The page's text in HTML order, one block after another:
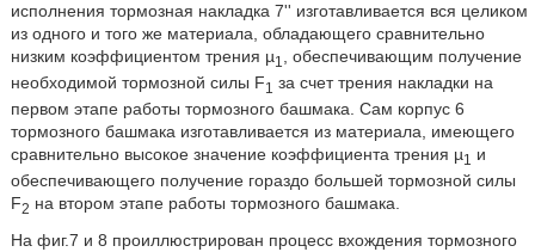
исполнения тормозная накладка 7'' изготавливается вся целиком
из одного и того же материала, обладающего сравнительно
низким коэффициентом трения µ1
, обеспечивающим получение
необходимой тормозной силы F1 за счет трения накладки на
первом этапе работы тормозного башмака. Сам корпус 6
тормозного башмака изготавливается из материала, имеющего
сравнительно высокое значение коэффициента трения µ1
и
обеспечивающего получение гораздо большей тормозной силы
F2 на втором этапе работы тормозного башмака.
На фиг.7 и 8 проиллюстрирован процесс вхождения тормозного